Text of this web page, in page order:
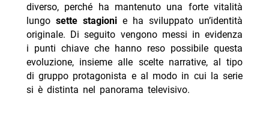
- il gruppo protagonista: un sandbox contro le regole
del genere
-- personaggi originali e dinamiche in evoluzione
- legends of tomorrow tra sci-fi, parodia e minacce
interdimensionali
diverso, perché ha mantenuto una forte vitalità
lungo sette stagionie ha sviluppato un’identità
originale. Di seguito vengono messi in evidenza
i punti chiave che hanno reso possibile questa
evoluzione, insieme alle scelte narrative, al tipo
di gruppo protagonista e al modo in cui la serie
si è distinta nel panorama televisivo.